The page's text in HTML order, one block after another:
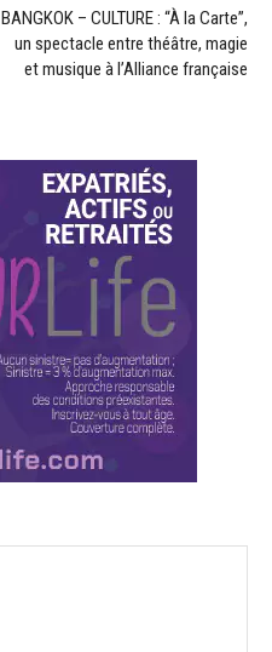
BANGKOK – CULTURE : “À la Carte”,
un spectacle entre théâtre, magie
et musique à l’Alliance française